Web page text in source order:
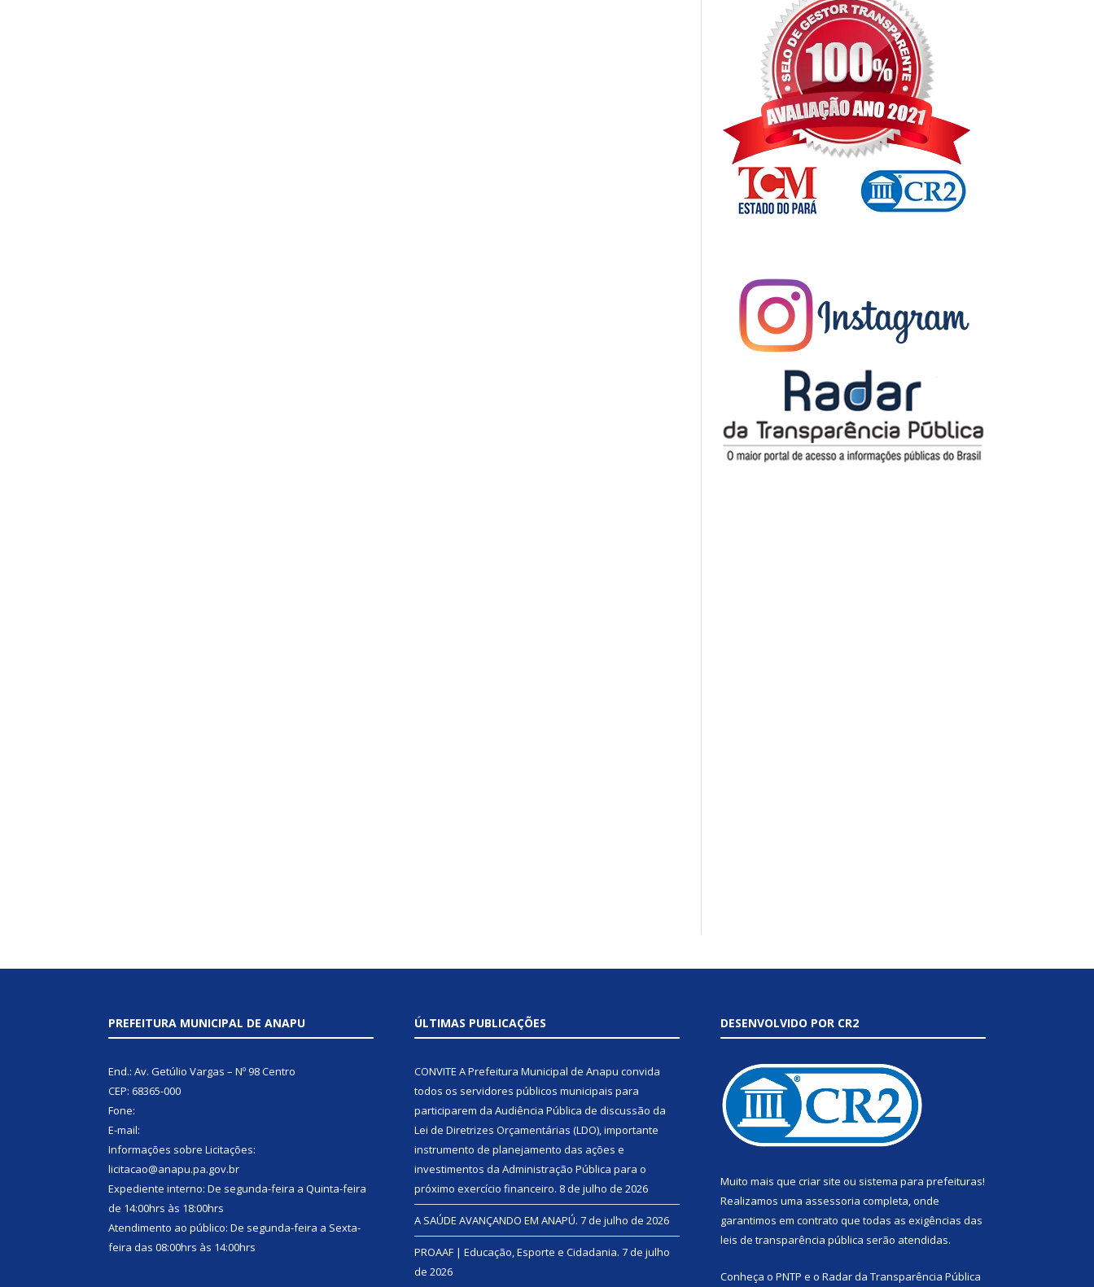
PREFEITURA MUNICIPAL DE ANAPU
End.: Av. Getúlio Vargas – Nº 98 Centro
CEP: 68365-000
Fone:
E-mail:
Informações sobre Licitações:
licitacao@anapu.pa.gov.br
Expediente interno: De segunda-feira a Quinta-feira
de 14:00hrs às 18:00hrs
Atendimento ao público: De segunda-feira a Sexta-
feira das 08:00hrs às 14:00hrs
ÚLTIMAS PUBLICAÇÕES
CONVITE A Prefeitura Municipal de Anapu convida
todos os servidores públicos municipais para
participarem da Audiência Pública de discussão da
Lei de Diretrizes Orçamentárias (LDO), importante
instrumento de planejamento das ações e
investimentos da Administração Pública para o
próximo exercício financeiro. 8 de julho de 2026
A SAÚDE AVANÇANDO EM ANAPÚ. 7 de julho de 2026
PROAAF | Educação, Esporte e Cidadania. 7 de julho
de 2026
DESENVOLVIDO POR CR2
Muito mais que criar site ou sistema para prefeituras!
Realizamos uma assessoria completa, onde
garantimos em contrato que todas as exigências das
leis de transparência pública serão atendidas.
Conheça o PNTP e o Radar da Transparência Pública